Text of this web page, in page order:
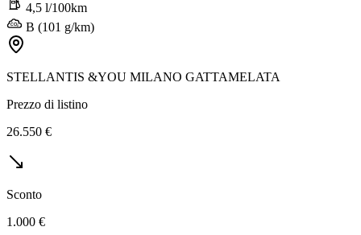
4,5 l/100km
B (101 g/km)
STELLANTIS &YOU MILANO GATTAMELATA
Prezzo di listino
26.550 €
Sconto
1.000 €